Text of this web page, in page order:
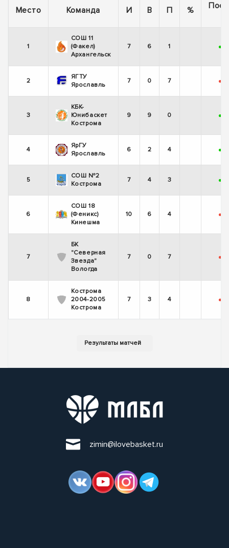
Место Команда И В П %
1
СОШ 11
(Факел)
Архангельск
7 6 1 +
2
ЯГТУ
Ярославль
7 0 7 -
3
КБК-
Юнибаскет
Кострома
9 9 0 +
4
ЯрГУ
Ярославль
6 2 4 +
5
СОШ №2
Кострома
7 4 3 +
6
СОШ 18
(Феникс)
Кинешма
10 6 4 -
7
БК
"Северная
Звезда"
Вологда
7 0 7 -
8
Кострома
2004-2005
Кострома
7 3 4 -
zimin@ilovebasket.ru